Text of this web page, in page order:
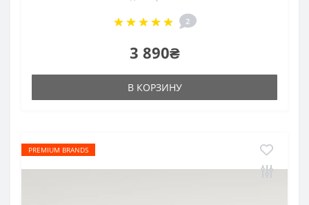
2
3 890₴
В КОРЗИНУ
PREMIUM BRANDS